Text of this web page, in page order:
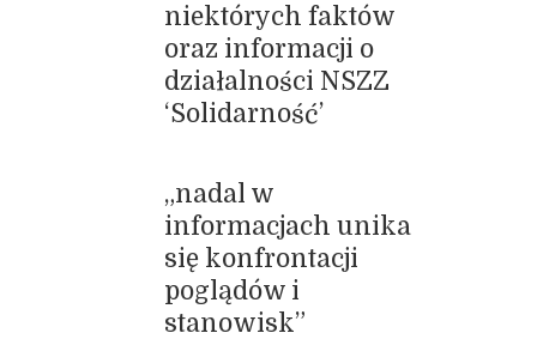
niektórych faktów
oraz informacji o
działalności NSZZ
‘Solidarność’
„nadal w
informacjach unika
się konfrontacji
poglądów i
stanowisk”